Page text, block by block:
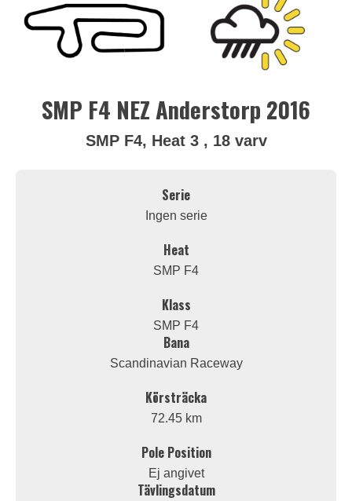
SMP F4 NEZ Anderstorp 2016
SMP F4, Heat 3 , 18 varv
Serie
Ingen serie
Heat
SMP F4
Klass
SMP F4
Bana
Scandinavian Raceway
Körsträcka
72.45 km
Pole Position
Ej angivet
Tävlingsdatum